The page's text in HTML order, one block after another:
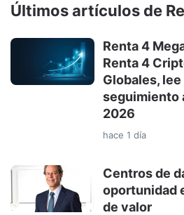
Últimos artículos de
Renta 4
Renta 4
Globales,
seguimiento
2026
hace 1 día
Centros de
oportunidad
de valor